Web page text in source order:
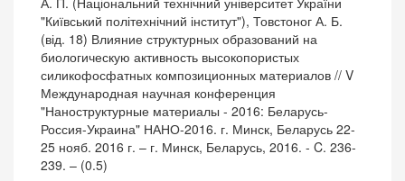
"Київський політехнічний інститут"), Товстоног А. Б.
(від. 18) Влияние структурных образований на
биологическую активность высокопористых
силикофосфатных композиционных материалов // V
Международная научная конференция
"Наноструктурные материалы - 2016: Беларусь-
Россия-Украина" НАНО-2016. г. Минск, Беларусь 22-
25 нояб. 2016 г. – г. Минск, Беларусь, 2016. - C. 236-
239. – (0.5)